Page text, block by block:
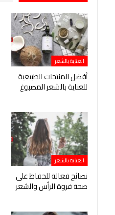
العناية بالشعر
أفضل المنتجات الطبيعية
للعناية بالشعر المصبوغ
العناية بالشعر
نصائح فعالة للحفاظ على
صحة فروة الرأس والشعر